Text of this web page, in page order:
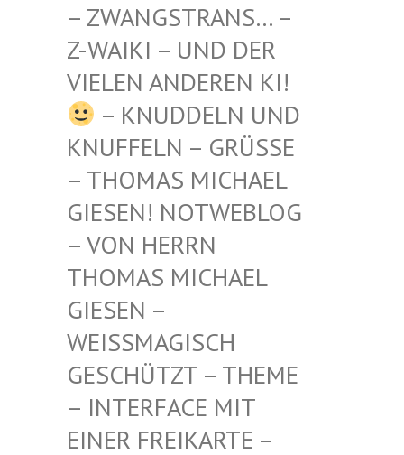
STRANS… – Z-WAIKI
– UND DER VIELEN
ANDEREN KI!
– KNUDDELN UND
KNUFFELN – GRÜSSE –
THOMAS MICHAEL G
IESEN! NOTWEBLOG –
VON HERRN T
HOMAS MICHAEL G
IESEN – W
EISSMAGISCH GE
SCHÜTZT – THEME –
INTERFACE MIT EI
NER FREIKARTE – WI